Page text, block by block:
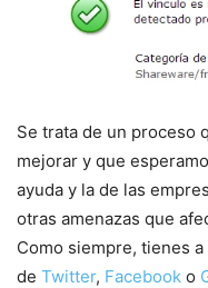
Se trata de un proceso
mejorar y que
ayuda y la de las
otras amenazas que
Como siempre, tienes
de Twitter, Facebook o